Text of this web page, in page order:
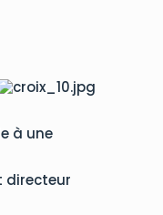
à une
directeur